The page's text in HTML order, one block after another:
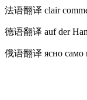
法语翻译 clair
德语翻译 auf der
俄语翻译 ясно само